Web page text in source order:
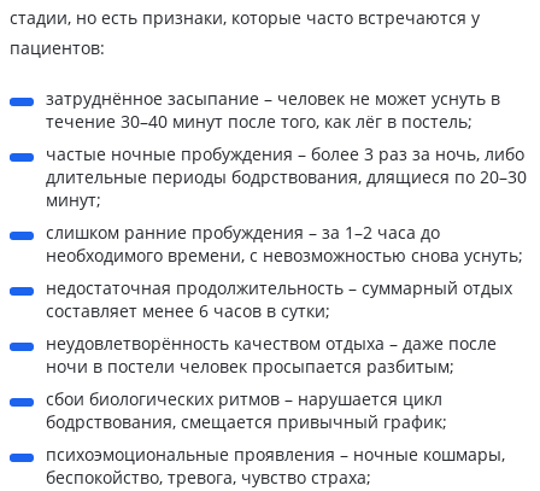
стадии, но есть признаки, которые часто встречаются у
пациентов:
затруднённое засыпание – человек не может уснуть в
течение 30–40 минут после того, как лёг в постель;
частые ночные пробуждения – более 3 раз за ночь, либо
длительные периоды бодрствования, длящиеся по 20–30
минут;
слишком ранние пробуждения – за 1–2 часа до
необходимого времени, с невозможностью снова уснуть;
недостаточная продолжительность – суммарный отдых
составляет менее 6 часов в сутки;
неудовлетворённость качеством отдыха – даже после
ночи в постели человек просыпается разбитым;
сбои биологических ритмов – нарушается цикл
бодрствования, смещается привычный график;
психоэмоциональные проявления – ночные кошмары,
беспокойство, тревога, чувство страха;